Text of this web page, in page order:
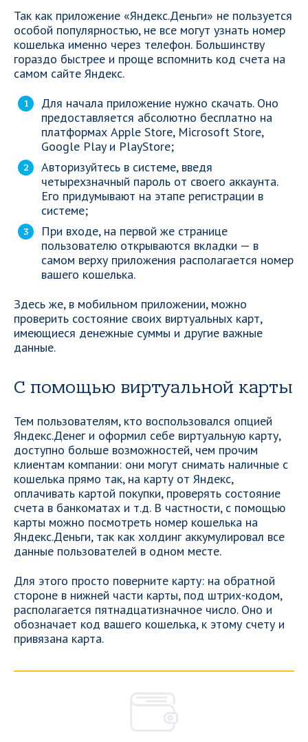
Так как приложение «Яндекс.Деньги» не пользуется
особой популярностью, не все могут узнать номер
кошелька именно через телефон. Большинству
гораздо быстрее и проще вспомнить код счета на
самом сайте Яндекс.
Для начала приложение нужно скачать. Оно
предоставляется абсолютно бесплатно на
платформах Apple Store, Microsoft Store,
Google Play и PlayStore;
Авторизуйтесь в системе, введя
четырехзначный пароль от своего аккаунта.
Его придумывают на этапе регистрации в
системе;
При входе, на первой же странице
пользователю открываются вкладки — в
самом верху приложения располагается номер
вашего кошелька.
Здесь же, в мобильном приложении, можно
проверить состояние своих виртуальных карт,
имеющиеся денежные суммы и другие важные
данные.
С помощью виртуальной карты
Тем пользователям, кто воспользовался опцией
Яндекс.Денег и оформил себе виртуальную карту,
доступно больше возможностей, чем прочим
клиентам компании: они могут снимать наличные с
кошелька прямо так, на карту от Яндекс,
оплачивать картой покупки, проверять состояние
счета в банкоматах и т.д. В частности, с помощью
карты можно посмотреть номер кошелька на
Яндекс.Деньги, так как холдинг аккумулировал все
данные пользователей в одном месте.
Для этого просто поверните карту: на обратной
стороне в нижней части карты, под штрих-кодом,
располагается пятнадцатизначное число. Оно и
обозначает код вашего кошелька, к этому счету и
привязана карта.